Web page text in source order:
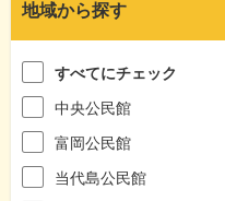
地域から探す
すべてにチェック
中央公民館
富岡公民館
当代島公民館